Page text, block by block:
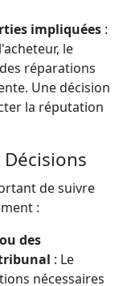
impliquées :
le
réparations
Une décision
la réputation
de suivre
:
des
: Le
nécessaires